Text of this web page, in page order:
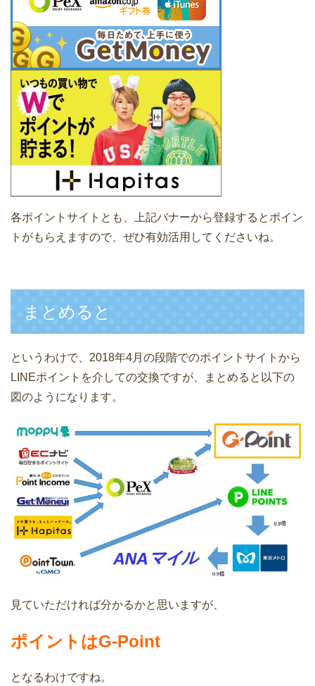
各ポイントサイトとも、上記バナーから登録するとポイン
トがもらえますので、ぜひ有効活用してくださいね。
まとめると
というわけで、2018年4月の段階でのポイントサイトから
LINEポイントを介しての交換ですが、まとめると以下の
図のようになります。
見ていただければ分かるかと思いますが、
ポイントはG-Point
となるわけですね。